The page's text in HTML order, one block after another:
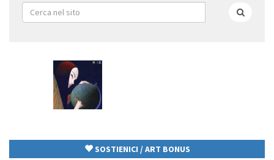
Form
di
SOSTIENICI / ART BONUS